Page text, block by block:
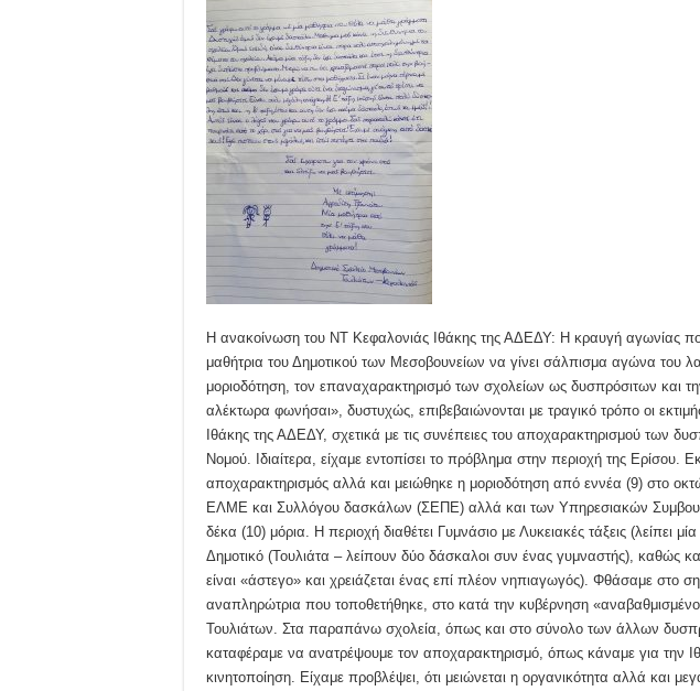
Η ανακοίνωση του ΝΤ Κεφαλονιάς Ιθάκης της ΑΔΕΔΥ: Η κραυγή αγωνίας
μαθήτρια του Δημοτικού των Μεσοβουνείων να γίνει σάλπισμα αγώνα του
μοριοδότηση, τον επαναχαρακτηρισμό των σχολείων ως δυσπρόσιτων και
αλέκτωρα φωνήσαι», δυστυχώς, επιβεβαιώνονται με τραγικό τρόπο οι
Ιθάκης της ΑΔΕΔΥ, σχετικά με τις συνέπειες του αποχαρακτηρισμού των
Νομού. Ιδιαίτερα, είχαμε εντοπίσει το πρόβλημα στην περιοχή της Ερίσου.
αποχαρακτηρισμός αλλά και μειώθηκε η μοριοδότηση από εννέα (9) στο
ΕΛΜΕ και Συλλόγου δασκάλων (ΣΕΠΕ) αλλά και των Υπηρεσιακών
δέκα (10) μόρια. Η περιοχή διαθέτει Γυμνάσιο με Λυκειακές τάξεις (λείπει
Δημοτικό (Τουλιάτα – λείπουν δύο δάσκαλοι συν ένας γυμναστής), καθώς
είναι «άστεγο» και χρειάζεται ένας επί πλέον νηπιαγωγός). Φθάσαμε στο
αναπληρώτρια που τοποθετήθηκε, στο κατά την κυβέρνηση
Τουλιάτων. Στα παραπάνω σχολεία, όπως και στο σύνολο των άλλων
καταφέραμε να ανατρέψουμε τον αποχαρακτηρισμό, όπως κάναμε για την
κινητοποίηση. Είχαμε προβλέψει, ότι μειώνεται η οργανικότητα αλλά και